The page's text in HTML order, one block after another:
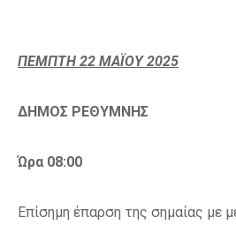
ΠΕΜΠΤΗ 22 ΜΑΪΟΥ 2025
ΔΗΜΟΣ ΡΕΘΥΜΝΗΣ
Ώρα 08:00
Επίσημη έπαρση της σημαίας με